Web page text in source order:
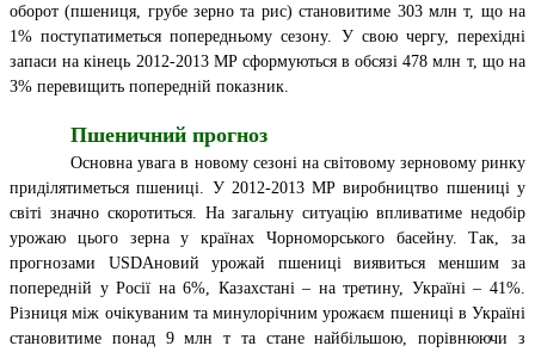
оборот (пшениця, грубе зерно та рис) становитиме 303 млн т, що на
1% поступатиметься попередньому сезону. У свою чергу, перехідні
запаси на кінець 2012-2013 МР сформуються в обсязі 478 млн т, що на
3% перевищить попередній показник.
Пшеничний прогноз
Основна увага в новому сезоні на світовому зерновому ринку
приділятиметься пшениці. У 2012-2013 МР виробництво пшениці у
світі значно скоротиться. На загальну ситуацію впливатиме недобір
урожаю цього зерна у країнах Чорноморського басейну. Так, за
прогнозами USDAновий урожай пшениці виявиться меншим за
попередній у Росії на 6%, Казахстані – на третину, Україні – 41%.
Різниця між очікуваним та минулорічним урожаєм пшениці в Україні
становитиме понад 9 млн т та стане найбільшою, порівнюючи з